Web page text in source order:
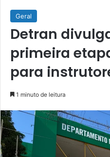
Geral
Detran
primeira
para
1 minuto de leitura